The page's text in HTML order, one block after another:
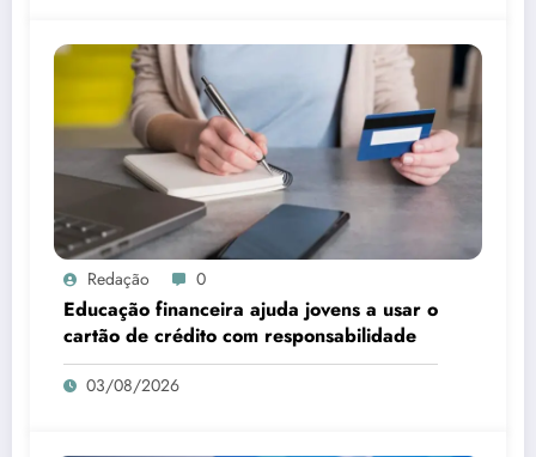
Redação 0
Educação financeira ajuda jovens a usar o
cartão de crédito com responsabilidade
03/08/2026